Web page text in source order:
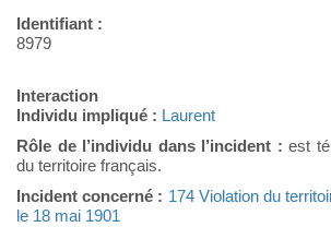
Identifiant :
8979
Interaction
Individu impliqué : Laurent
Rôle de l’individu dans l’incident : est
du territoire français.
Incident concerné : 174 Violation du
le 18 mai 1901